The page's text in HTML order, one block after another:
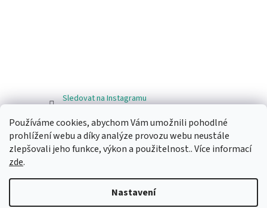
Používáme cookies, abychom Vám umožnili pohodlné
prohlížení webu a díky analýze provozu webu neustále
zlepšovali jeho funkce, výkon a použitelnost.. Více informací
zde.
Nastavení
Sledovat na Instagramu
Facebook
Vytvořil Shoptet